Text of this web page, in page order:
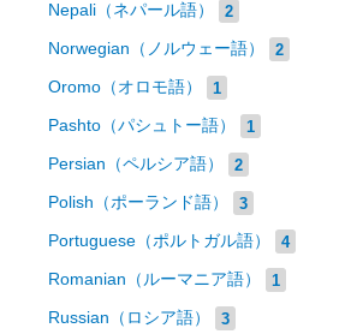
Nepali（ネパール語） 2
Norwegian（ノルウェー語） 2
Oromo（オロモ語） 1
Pashto（パシュトー語） 1
Persian（ペルシア語） 2
Polish（ポーランド語） 3
Portuguese（ポルトガル語） 4
Romanian（ルーマニア語） 1
Russian（ロシア語） 3